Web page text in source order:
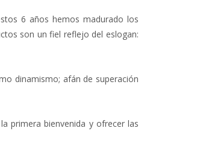
6 años hemos madurado los
son un fiel reflejo del eslogan:
dinamismo; afán de superación
primera bienvenida y ofrecer las